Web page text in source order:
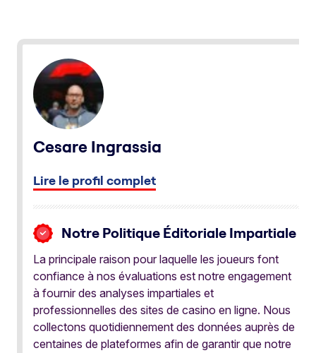
Cesare Ingrassia
Lire le profil complet
Notre Politique Éditoriale Impartiale
La principale raison pour laquelle les joueurs font
confiance à nos évaluations est notre engagement
à fournir des analyses impartiales et
professionnelles des sites de casino en ligne. Nous
collectons quotidiennement des données auprès de
centaines de plateformes afin de garantir que notre